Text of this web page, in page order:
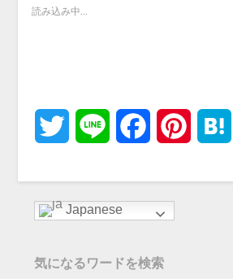
読み込み中...
Twitter Line Facebook
Japanese
気になるワードを検索